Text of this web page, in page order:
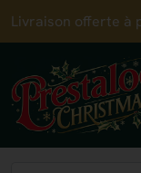
Livraison offerte à